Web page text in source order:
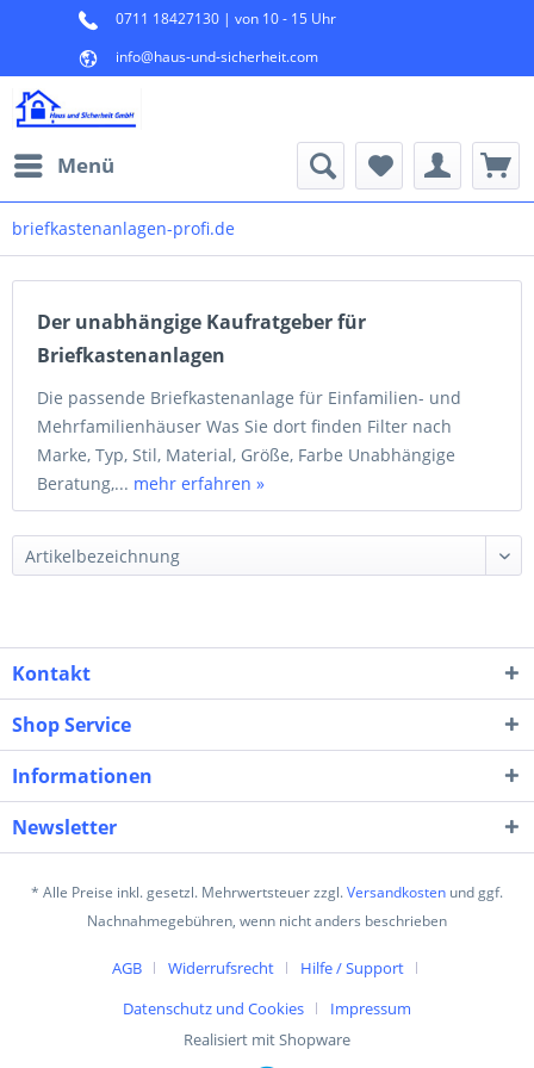
0711 18427130 | von 10 - 15 Uhr
info@haus-und-sicherheit.com
Menü
briefkastenanlagen-profi.de
Der unabhängige Kaufratgeber für
Briefkastenanlagen
Die passende Briefkastenanlage für Einfamilien- und
Mehrfamilienhäuser Was Sie dort finden Filter nach
Marke, Typ, Stil, Material, Größe, Farbe Unabhängige
Beratung,... mehr erfahren »
Kontakt
Shop Service
Informationen
Newsletter
* Alle Preise inkl. gesetzl. Mehrwertsteuer zzgl.Versandkosten und ggf.
Nachnahmegebühren, wenn nicht anders beschrieben
AGB Widerrufsrecht
Hilfe / Support
Datenschutz und Cookies
Impressum
Realisiert mit Shopware